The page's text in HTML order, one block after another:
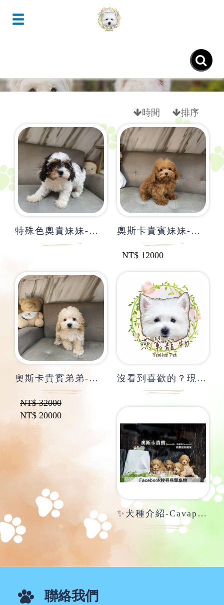
時間 排序
特殊色奧貴妹妹-光憩 奧斯卡貴賓妹妹-拉蒙
NT$ 12000
奧斯卡貴賓弟弟-琮諾
NT$32000
NT$ 20000
沒看到喜歡的？現場看更多！
✨犬種介紹-Cavapoo奧斯卡貴賓✨
聯絡我們